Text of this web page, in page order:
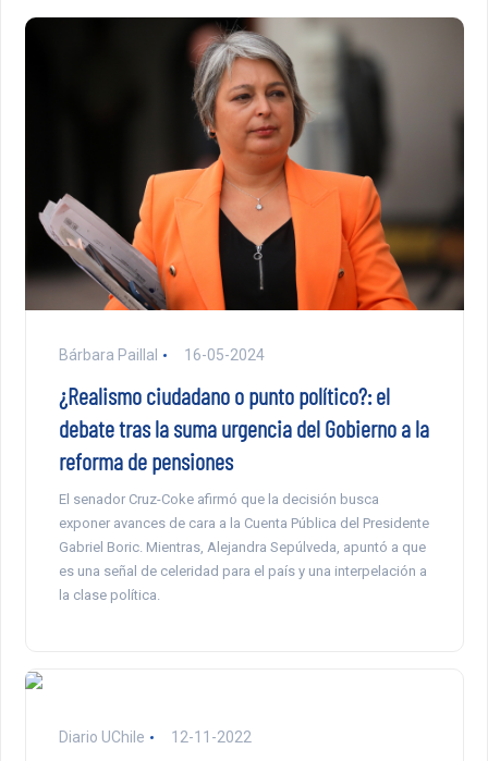
Bárbara Paillal 16-05-2024
¿Realismo ciudadano o punto político?: el
debate tras la suma urgencia del Gobierno a la
reforma de pensiones
El senador Cruz-Coke afirmó que la decisión busca
exponer avances de cara a la Cuenta Pública del Presidente
Gabriel Boric. Mientras, Alejandra Sepúlveda, apuntó a que
es una señal de celeridad para el país y una interpelación a
la clase política.
Diario UChile 12-11-2022